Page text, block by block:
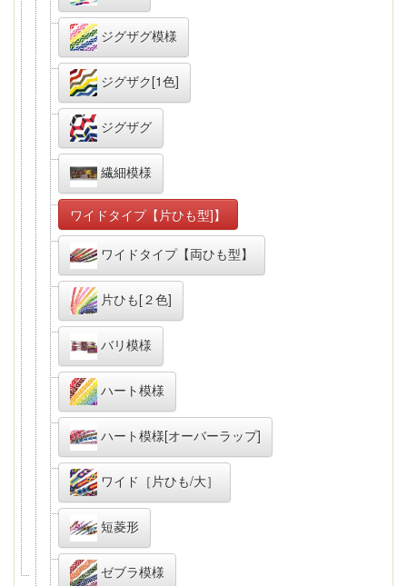
ジグザグ模様
ジグザク[1色]
ジグザグ
繊細模様
ワイドタイプ【片ひも型]】
ワイドタイプ【両ひも型】
片ひも[２色]
バリ模様
ハート模様
ハート模様[オーバーラップ]
ワイド［片ひも/大］
短菱形
ゼブラ模様